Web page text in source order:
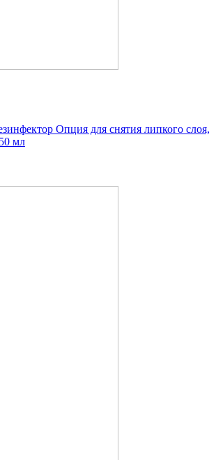
Опция для снятия липкого слоя,
мл